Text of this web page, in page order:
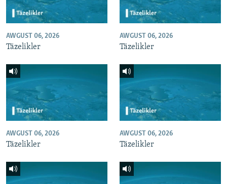
AWGUST 06, 2026
Täzelikler
AWGUST 06, 2026
Täzelikler
AWGUST 06, 2026
Täzelikler
AWGUST 06, 2026
Täzelikler